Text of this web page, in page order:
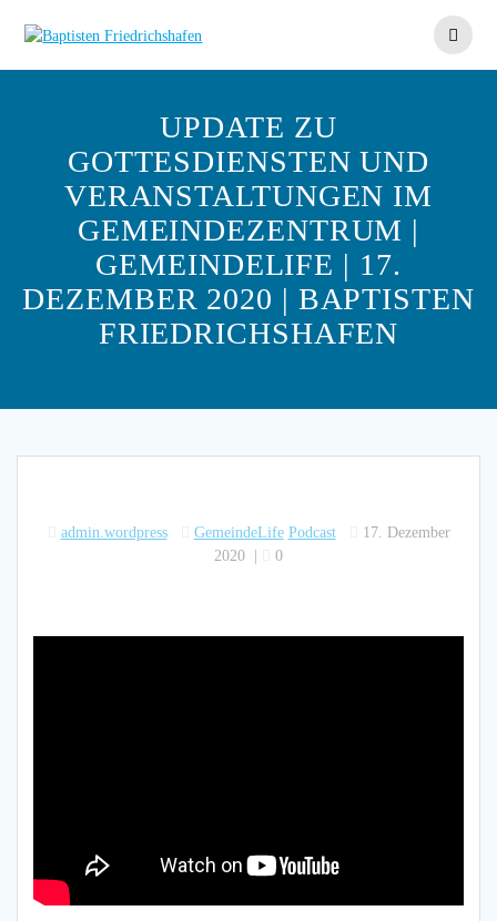
UPDATE ZU
GOTTESDIENSTEN UND
VERANSTALTUNGEN IM
GEMEINDEZENTRUM |
GEMEINDELIFE | 17.
DEZEMBER 2020 | BAPTISTEN
FRIEDRICHSHAFEN
admin.wordpress GemeindeLife Podcast
17. Dezember
2020
0